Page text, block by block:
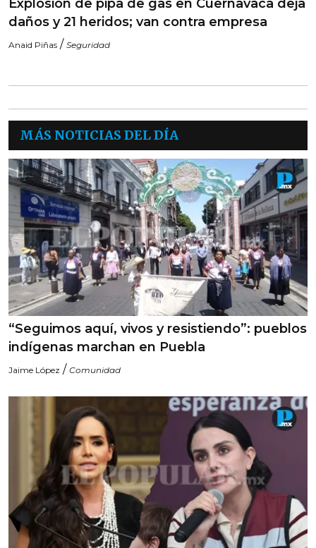
Explosión de pipa de gas en Cuernavaca deja
daños y 21 heridos; van contra empresa
Anaid Piñas / Seguridad
MÁS NOTICIAS DEL DÍA
“Seguimos aquí, vivos y resistiendo”: pueblos
indígenas marchan en Puebla
Jaime López / Comunidad